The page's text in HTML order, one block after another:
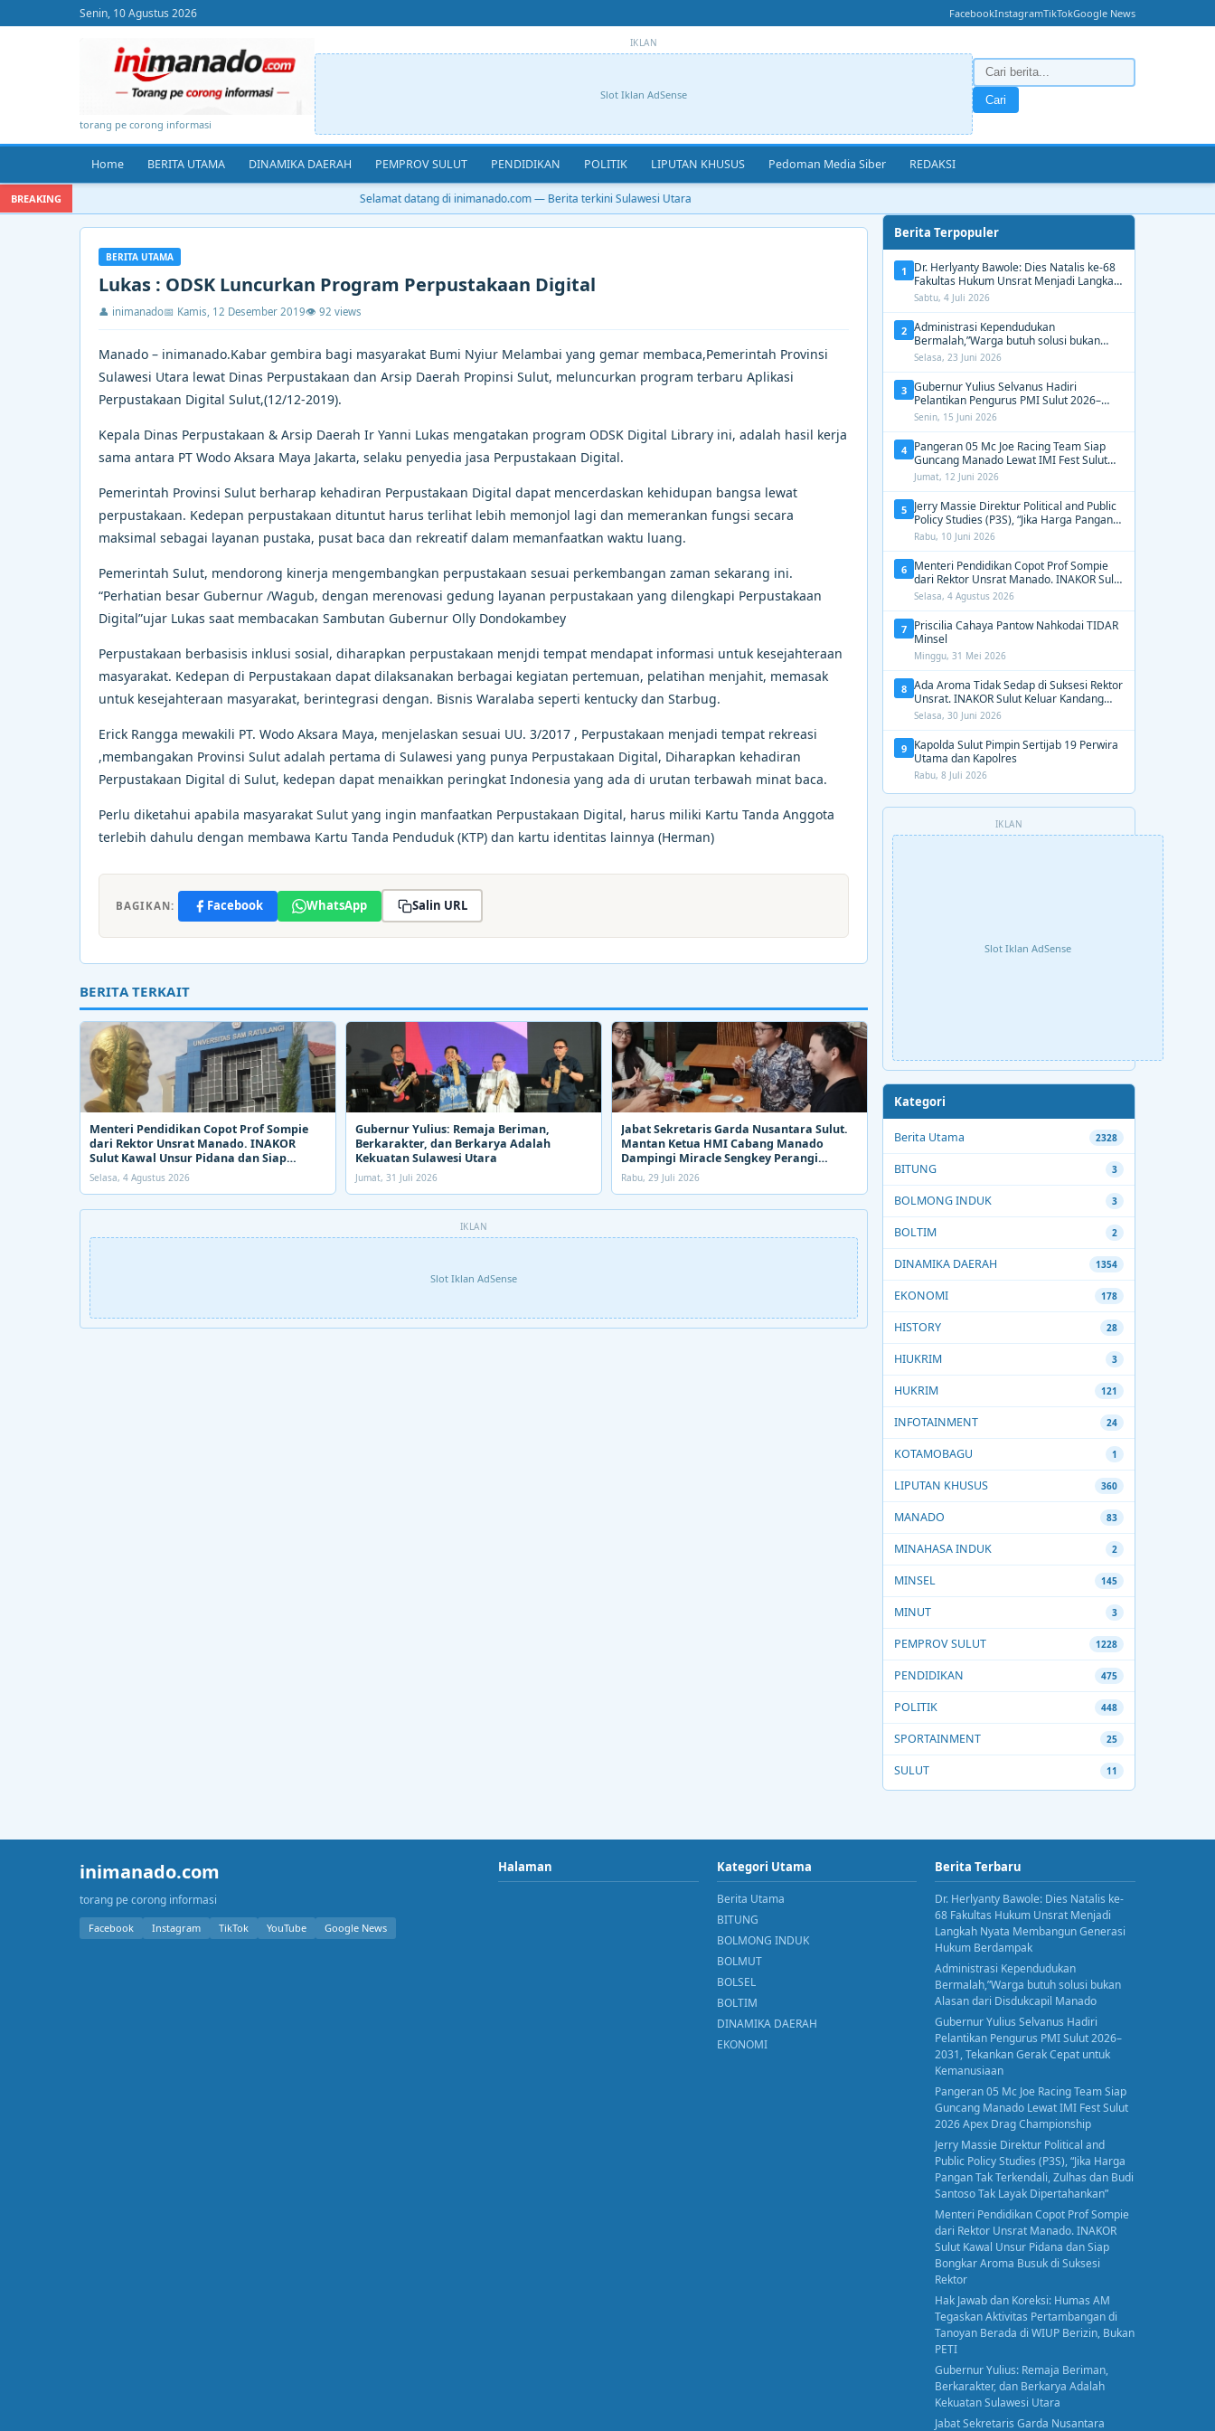
Senin, 10 Agustus 2026 FacebookInstagramTikTokGoogle News
torang pe corong informasi
IKLAN
Slot Iklan AdSense Cari
Home BERITA UTAMA DINAMIKA DAERAH PEMPROV SULUT PENDIDIKAN POLITIK LIPUTAN KHUSUS Pedoman Media Siber REDAKSI
BREAKING Selamat datang di inimanado.com — Berita terkini Sulawesi Utara
BERITA UTAMA
Lukas : ODSK Luncurkan Program Perpustakaan Digital
👤 inimanado📅 Kamis, 12 Desember 2019👁 92 views
Manado – inimanado.Kabar gembira bagi masyarakat Bumi Nyiur Melambai yang gemar membaca,Pemerintah Provinsi
Sulawesi Utara lewat Dinas Perpustakaan dan Arsip Daerah Propinsi Sulut, meluncurkan program terbaru Aplikasi
Perpustakaan Digital Sulut,(12/12-2019).
Kepala Dinas Perpustakaan & Arsip Daerah Ir Yanni Lukas mengatakan program ODSK Digital Library ini, adalah hasil kerja
sama antara PT Wodo Aksara Maya Jakarta, selaku penyedia jasa Perpustakaan Digital.
Pemerintah Provinsi Sulut berharap kehadiran Perpustakaan Digital dapat mencerdaskan kehidupan bangsa lewat
perpustakaan. Kedepan perpustakaan dituntut harus terlihat lebih memonjol lagi dan memerankan fungsi secara
maksimal sebagai layanan pustaka, pusat baca dan rekreatif dalam memanfaatkan waktu luang.
Pemerintah Sulut, mendorong kinerja mengembangkan perpustakaan sesuai perkembangan zaman sekarang ini.
“Perhatian besar Gubernur /Wagub, dengan merenovasi gedung layanan perpustakaan yang dilengkapi Perpustakaan
Digital”ujar Lukas saat membacakan Sambutan Gubernur Olly Dondokambey
Perpustakaan berbasisis inklusi sosial, diharapkan perpustakaan menjdi tempat mendapat informasi untuk kesejahteraan
masyarakat. Kedepan di Perpustakaan dapat dilaksanakan berbagai kegiatan pertemuan, pelatihan menjahit, memasak
untuk kesejahteraan masyarakat, berintegrasi dengan. Bisnis Waralaba seperti kentucky dan Starbug.
Erick Rangga mewakili PT. Wodo Aksara Maya, menjelaskan sesuai UU. 3/2017 , Perpustakaan menjadi tempat rekreasi
,membangakan Provinsi Sulut adalah pertama di Sulawesi yang punya Perpustakaan Digital, Diharapkan kehadiran
Perpustakaan Digital di Sulut, kedepan dapat menaikkan peringkat Indonesia yang ada di urutan terbawah minat baca.
Perlu diketahui apabila masyarakat Sulut yang ingin manfaatkan Perpustakaan Digital, harus miliki Kartu Tanda Anggota
terlebih dahulu dengan membawa Kartu Tanda Penduduk (KTP) dan kartu identitas lainnya (Herman)
BAGIKAN: Facebook WhatsApp Salin URL
BERITA TERKAIT
Menteri Pendidikan Copot Prof Sompie
dari Rektor Unsrat Manado. INAKOR
Sulut Kawal Unsur Pidana dan Siap
Bongkar Aroma Busuk di Suksesi Rektor
Selasa, 4 Agustus 2026
Gubernur Yulius: Remaja Beriman,
Berkarakter, dan Berkarya Adalah
Kekuatan Sulawesi Utara
Jumat, 31 Juli 2026
Jabat Sekretaris Garda Nusantara Sulut.
Mantan Ketua HMI Cabang Manado
Dampingi Miracle Sengkey Perangi
Narkoba
Rabu, 29 Juli 2026
IKLAN
Slot Iklan AdSense
Berita Terpopuler
1
Dr. Herlyanty Bawole: Dies Natalis ke-68
Fakultas Hukum Unsrat Menjadi Langkah
Nyata Membangun Generasi Hukum
Berdampak
Sabtu, 4 Juli 2026
2 Administrasi Kependudukan
Bermalah,”Warga butuh solusi bukan
Alasan dari Disdukcapil Manado
Selasa, 23 Juni 2026
3 Gubernur Yulius Selvanus Hadiri
Pelantikan Pengurus PMI Sulut 2026–
2031, Tekankan Gerak Cepat untuk
Kemanusiaan
Senin, 15 Juni 2026
4 Pangeran 05 Mc Joe Racing Team Siap
Guncang Manado Lewat IMI Fest Sulut
2026 Apex Drag Championship
Jumat, 12 Juni 2026
5 Jerry Massie Direktur Political and Public
Policy Studies (P3S), “Jika Harga Pangan
Tak Terkendali, Zulhas dan Budi Santoso
Tak Layak Dipertahankan”
Rabu, 10 Juni 2026
6 Menteri Pendidikan Copot Prof Sompie
dari Rektor Unsrat Manado. INAKOR Sulut
Kawal Unsur Pidana dan Siap Bongkar
Aroma Busuk di Suksesi Rektor
Selasa, 4 Agustus 2026
7 Priscilia Cahaya Pantow Nahkodai TIDAR
Minsel
Minggu, 31 Mei 2026
8 Ada Aroma Tidak Sedap di Suksesi Rektor
Unsrat. INAKOR Sulut Keluar Kandang
Kawal Proses Seleksi
Selasa, 30 Juni 2026
9 Kapolda Sulut Pimpin Sertijab 19 Perwira
Utama dan Kapolres
Rabu, 8 Juli 2026
IKLAN
Slot Iklan AdSense
Kategori
Berita Utama 2328
BITUNG 3
BOLMONG INDUK 3
BOLTIM 2
DINAMIKA DAERAH 1354
EKONOMI 178
HISTORY 28
HIUKRIM 3
HUKRIM 121
INFOTAINMENT 24
KOTAMOBAGU 1
LIPUTAN KHUSUS 360
MANADO 83
MINAHASA INDUK 2
MINSEL 145
MINUT 3
PEMPROV SULUT 1228
PENDIDIKAN 475
POLITIK 448
SPORTAINMENT 25
SULUT 11
inimanado.com
torang pe corong informasi
Facebook Instagram TikTok YouTube Google News
Halaman Kategori Utama
Berita Utama
BITUNG
BOLMONG INDUK
BOLMUT
BOLSEL
BOLTIM
DINAMIKA DAERAH
EKONOMI
Berita Terbaru
Dr. Herlyanty Bawole: Dies Natalis ke-
68 Fakultas Hukum Unsrat Menjadi
Langkah Nyata Membangun Generasi
Hukum Berdampak
Administrasi Kependudukan
Bermalah,”Warga butuh solusi bukan
Alasan dari Disdukcapil Manado
Gubernur Yulius Selvanus Hadiri
Pelantikan Pengurus PMI Sulut 2026–
2031, Tekankan Gerak Cepat untuk
Kemanusiaan
Pangeran 05 Mc Joe Racing Team Siap
Guncang Manado Lewat IMI Fest Sulut
2026 Apex Drag Championship
Jerry Massie Direktur Political and
Public Policy Studies (P3S), “Jika Harga
Pangan Tak Terkendali, Zulhas dan Budi
Santoso Tak Layak Dipertahankan”
Menteri Pendidikan Copot Prof Sompie
dari Rektor Unsrat Manado. INAKOR
Sulut Kawal Unsur Pidana dan Siap
Bongkar Aroma Busuk di Suksesi
Rektor
Hak Jawab dan Koreksi: Humas AM
Tegaskan Aktivitas Pertambangan di
Tanoyan Berada di WIUP Berizin, Bukan
PETI
Gubernur Yulius: Remaja Beriman,
Berkarakter, dan Berkarya Adalah
Kekuatan Sulawesi Utara
Jabat Sekretaris Garda Nusantara